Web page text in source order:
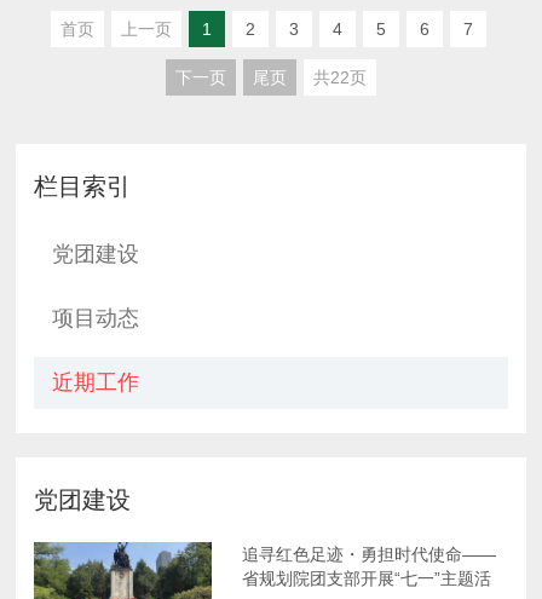
首页 上一页 1 2 3 4 5 6 7
下一页 尾页 共22页
栏目索引
党团建设
项目动态
近期工作
党团建设